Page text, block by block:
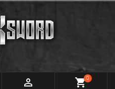
 shopping_cart0